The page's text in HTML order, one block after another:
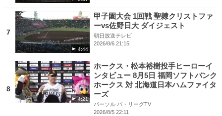
7
4:44
甲子園大会 1回戦 聖隷クリストファ
ーvs佐野日大 ダイジェスト
朝日放送テレビ
2026/8/6 21:15
8
4:21
ホークス・松本裕樹投手ヒーローイ
ンタビュー 8月5日 福岡ソフトバンク
ホークス 対 北海道日本ハムファイタ
ーズ
パーソル パ・リーグTV
2026/8/5 22:11